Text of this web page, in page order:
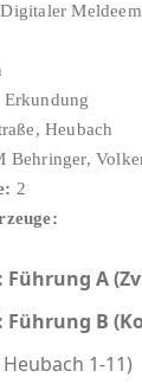
Digitaler
Heubach
Behringer,
2
A
B
1-11)